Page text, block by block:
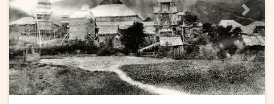
Previous Next